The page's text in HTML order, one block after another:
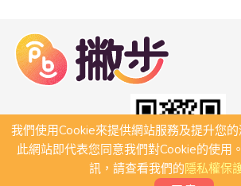
我們使用Cookie來提供網站服務及提升您
此網站即代表您同意我們對Cookie的使用
訊，請查看我們的隱私權保